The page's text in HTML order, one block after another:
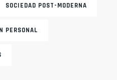
SOCIEDAD POST-MODERNA
PERSONAL